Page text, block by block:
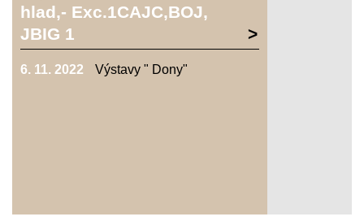
hlad,- Exc.1CAJC,BOJ,
JBIG 1
6. 11. 2022 Výstavy " Dony"